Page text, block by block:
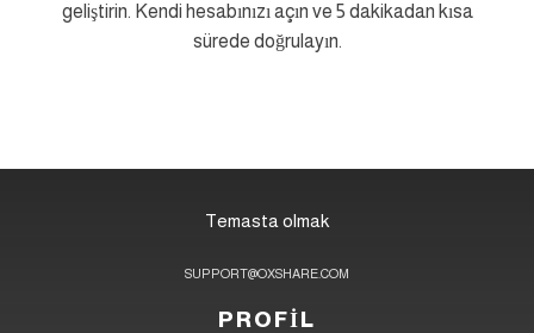
geliştirin. Kendi hesabınızı açın ve 5 dakikadan kısa
sürede doğrulayın.
Temasta olmak
SUPPORT@OXSHARE.COM
PROFİL